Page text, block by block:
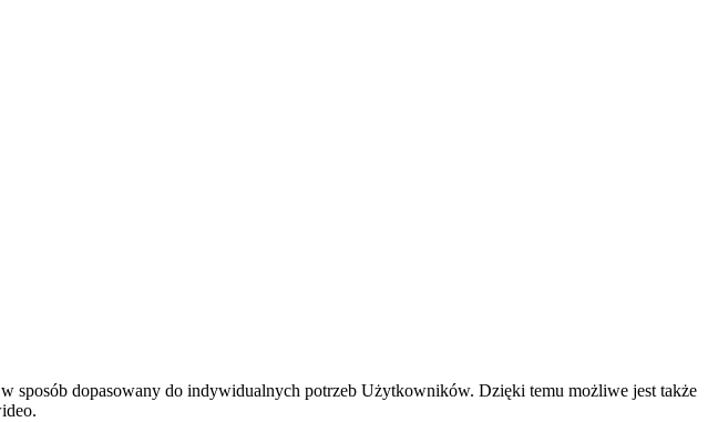
sposób dopasowany do indywidualnych potrzeb Użytkowników. Dzięki temu możliwe jest także